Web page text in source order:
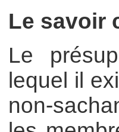
Le savoir
Le
lequel il
non-